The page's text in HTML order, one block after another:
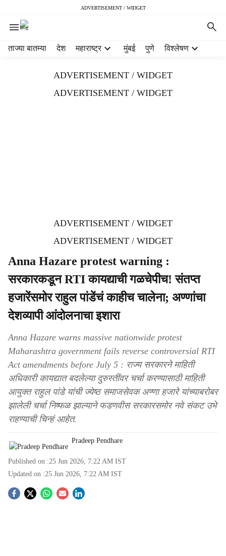
ADVERTISEMENT / WIDGET
ताज्या बातम्या देश महाराष्ट्र मुंबई पुणे विश्लेषण
ADVERTISEMENT / WIDGET
ADVERTISEMENT / WIDGET
ADVERTISEMENT / WIDGET
ADVERTISEMENT / WIDGET
Anna Hazare protest warning :
सरकारकडून RTI कायद्याची गळचेपीच! संतप्त
हजारेंसमोर राहुल पांडेंचं काहीच चालेना; अण्णांचा
देशव्यापी आंदोलनाचा इशारा
Anna Hazare warns massive nationwide protest
Maharashtra government fails reverse controversial RTI
Act amendments before July 5 : राज्य सरकारने माहिती
अधिकारी कायद्यात बदलेल्या दुरुस्तींवर चर्चा करण्यासाठी माहिती
आयुक्त राहुल पांडे यांची ज्येष्ठ समाजसेवक अण्णा हजारे यांच्याबरोबर
झालेली चर्चा निष्फळ झाल्याने फडणवीस सरकारसमोर नवे संकट उभे
राहण्याची चिन्हं आहेत.
Pradeep Pendhare
Published on :25 Jun 2026, 7:22 AM IST
Updated on :25 Jun 2026, 7:22 AM IST
S